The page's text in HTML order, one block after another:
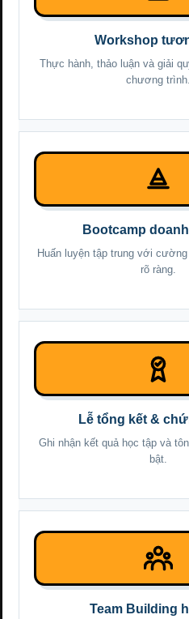
Workshop
Thực hành, thảo luận và giải
chương trình.
Bootcamp
Huấn luyện tập trung với
rõ ràng.
Lễ tổng kết &
Ghi nhận kết quả học tập và
bật.
Team Building